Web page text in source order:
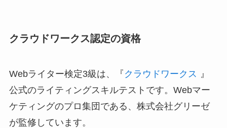
クラウドワークス認定の資格
Webライター検定3級は、『 クラウドワークス
』
公式のライティングスキルテストです。Webマー
ケティングのプロ集団である、株式会社グリーゼ
が監修しています。